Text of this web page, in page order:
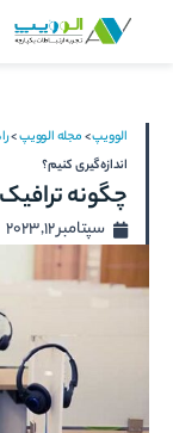
الوویپ>مجله الوویپ>
اندازه‌گیری کنیم؟
چگونه
سپتامبر 12, 2023